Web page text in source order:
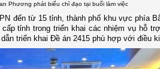
Phương phát biểu chỉ đạo tại buổi làm việc
đến từ 15 tỉnh, thành phố khu vực phía
tỉnh trong triển khai các nhiệm vụ hỗ
triển khai Đề án 2415 phù hợp với điều